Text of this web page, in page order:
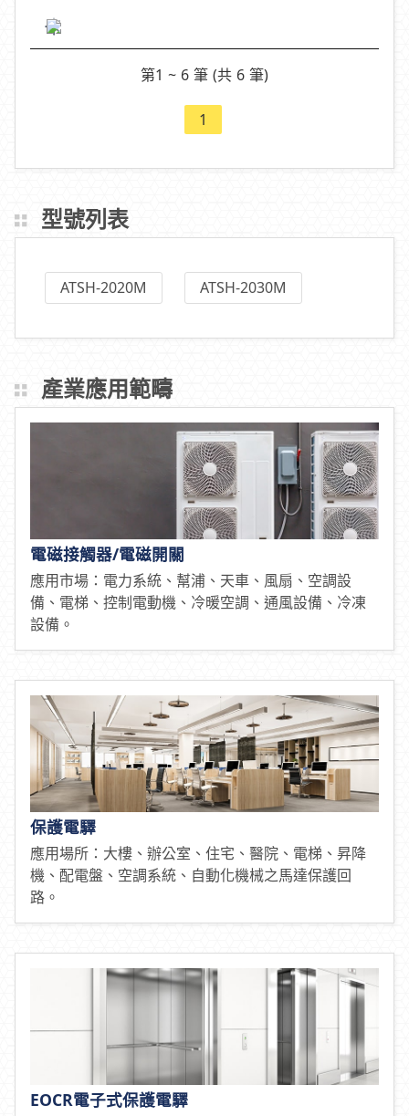
第1 ~ 6 筆 (共 6 筆)
1
型號列表
ATSH-2020M ATSH-2030M
產業應用範疇
電磁接觸器/電磁開關
應用市場：電力系統、幫浦、天車、風扇、空調設
備、電梯、控制電動機、冷暖空調、通風設備、冷凍
設備。
保護電驛
應用場所：大樓、辦公室、住宅、醫院、電梯、昇降
機、配電盤、空調系統、自動化機械之馬達保護回
路。
EOCR電子式保護電驛